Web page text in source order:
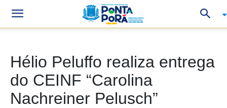
Hélio Peluffo realiza entrega
do CEINF “Carolina
Nachreiner Pelusch”